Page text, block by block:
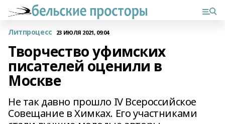
Литпроцесс 23 ИЮЛЯ 2021, 09:04
Творчество уфимских
писателей оценили в
Москве
Не так давно прошло IV Всероссийское
Совещание в Химках. Его участниками